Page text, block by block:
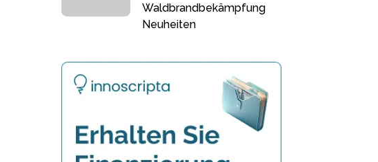
Waldbrandbekämpfung
Neuheiten